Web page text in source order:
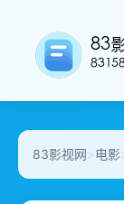
83影视网>电影